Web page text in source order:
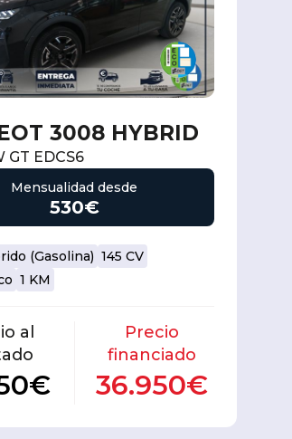
3008 HYBRID
GT EDCS6
Mensualidad desde
530€
(Gasolina) 145 CV
1 KM
al
Precio
financiado
36.950€